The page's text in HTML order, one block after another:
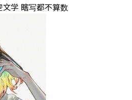
学 瞎写都不算数